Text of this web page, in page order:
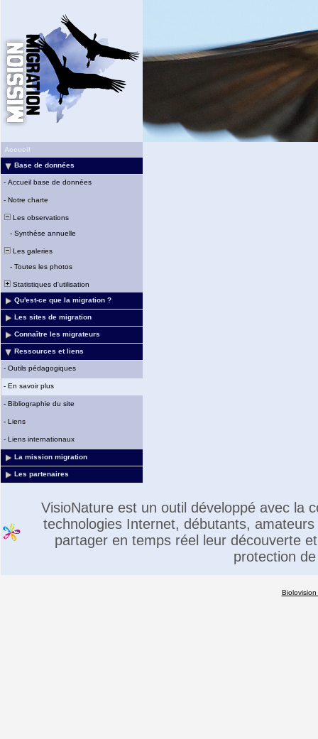
Accueil
Base de données
- Accueil base de données
- Notre charte
Les observations
- Synthèse annuelle
Les galeries
- Toutes les photos
Statistiques d'utilisation
Qu'est-ce que la migration ?
Les sites de migration
Connaître les migrateurs
Ressources et liens
- Outils pédagogiques
- En savoir plus
- Bibliographie du site
- Liens
- Liens internationaux
La mission migration
Les partenaires
VisioNature est un outil développé avec la
technologies Internet, débutants,
partager en temps réel leur découverte
protection
Biolovision